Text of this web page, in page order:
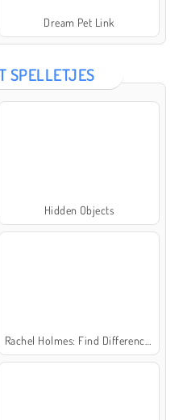
Dream Pet Link
SPELLETJES
Hidden Objects